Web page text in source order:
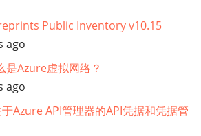
Public Inventory v10.15
ago
是Azure虚拟网络？
ago
于Azure API管理器的API凭据和凭据管